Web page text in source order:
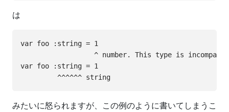
は
var foo :string = 1
^ number. This type is
var foo :string = 1
みたいに怒られますが、この例のように書いてしまうこ